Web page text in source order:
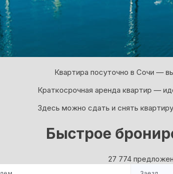
Квартира посуточно в Сочи —
Краткосрочная аренда квартир —
Здесь можно сдать и снять
Быстрое
27 774